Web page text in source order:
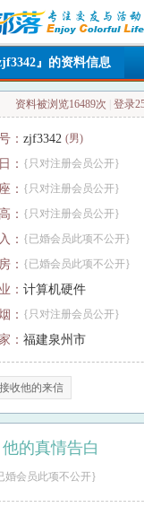
zjf3342』的资料信息
资料被浏览16489次 登录
： zjf3342 (男)
： {只对注册会员公开}
： {只对注册会员公开}
： {只对注册会员公开}
： {已婚会员此项不公开}
： {已婚会员此项不公开}
： 计算机硬件
： {只对注册会员公开}
： 福建泉州市
收他的来信
他的真情告白
婚会员此项不公开}